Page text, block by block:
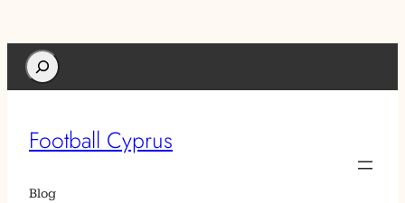
Search
Football Cyprus
Blog